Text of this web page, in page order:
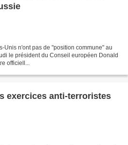
Unis n'ont pas de "position commune" au
le président du Conseil européen Donald
officiell...
exercices anti-terroristes